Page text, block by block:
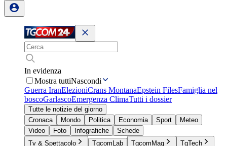
In evidenza
Mostra tuttiNascondi
Guerra IranElezioniCrans MontanaEpstein FilesFamiglia nel
boscoGarlascoEmergenza ClimaTutti i dossier
Tutte le notizie del giorno
Cronaca
Mondo Politica Economia Sport
Meteo
Video
Foto Infografiche
Schede
Tv & Spettacolo
TgcomLab TgcomMag
TgTech